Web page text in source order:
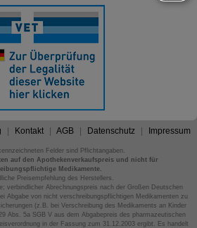
Kontakt AGB Datenschutz Impressum
Felder sind Pflichtangaben.
auf den Apothekenverkaufspreis und nicht für
Medikamente.
Preisempfehlung des Herstellers.
verbindlicher Abrechnungspreis nach der Großen Deutschen
Abgabe von nicht verschreibungspflichtigen Medikamenten zu
(z.B. bei Verschreibung des Medikaments an Kinder
Abs. 5a SGB V aus dem Abgabepreis des pharmazeutischen
in der Fassung zum 31.12.2003 ergibt. Es handelt